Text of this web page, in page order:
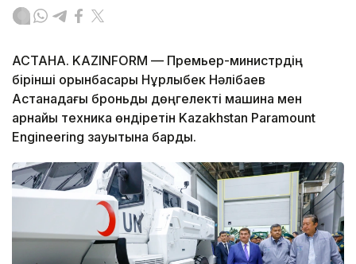
АСТАНА. KAZINFORM — Премьер-министрдің
бірінші орынбасары Нұрлыбек Нәлібаев
Астанадағы броньды дөңгелекті машина мен
арнайы техника өндіретін Kazakhstan Paramount
Engineering зауытына барды.